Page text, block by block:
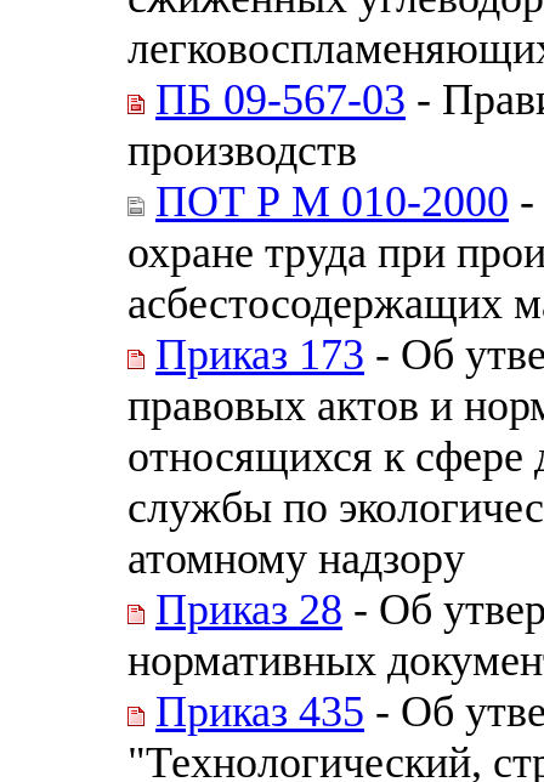
ПБ 09-567-03 -
производств
ПОТ Р М 010-2000 -
охране труда при
асбестосодержащих
Приказ 173 - Об
правовых актов и
относящихся к сфере
службы по
атомному надзору
Приказ 28 - Об
нормативных
Приказ 435 - Об
"Технологический,